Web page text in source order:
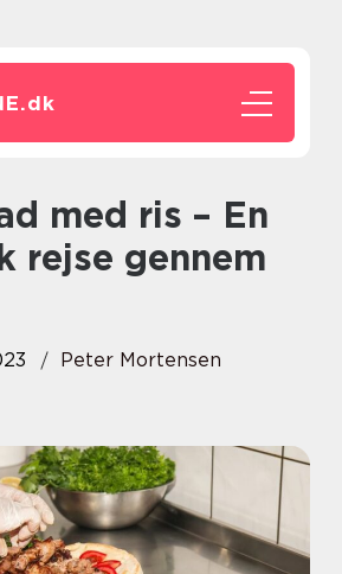
dk
rejse gennem
Peter Mortensen